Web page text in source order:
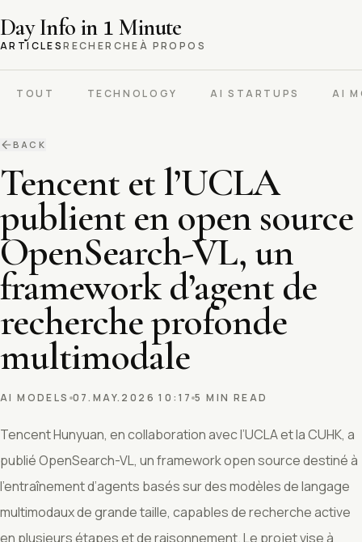
Day Info in 1 Minute
ARTICLESRECHERCHEÀ PROPOS
TOUT TECHNOLOGY AI STARTUPS AI
BACK
Tencent et l’UCLA
publient en open source
OpenSearch-VL, un
framework d’agent de
recherche profonde
multimodale
AI MODELS 07.MAY.2026 10:17 5 MIN READ
Tencent Hunyuan, en collaboration avec l’UCLA et la CUHK, a
publié OpenSearch-VL, un framework open source destiné à
l’entraînement d’agents basés sur des modèles de langage
multimodaux de grande taille, capables de recherche active
en plusieurs étapes et de raisonnement. Le projet vise à